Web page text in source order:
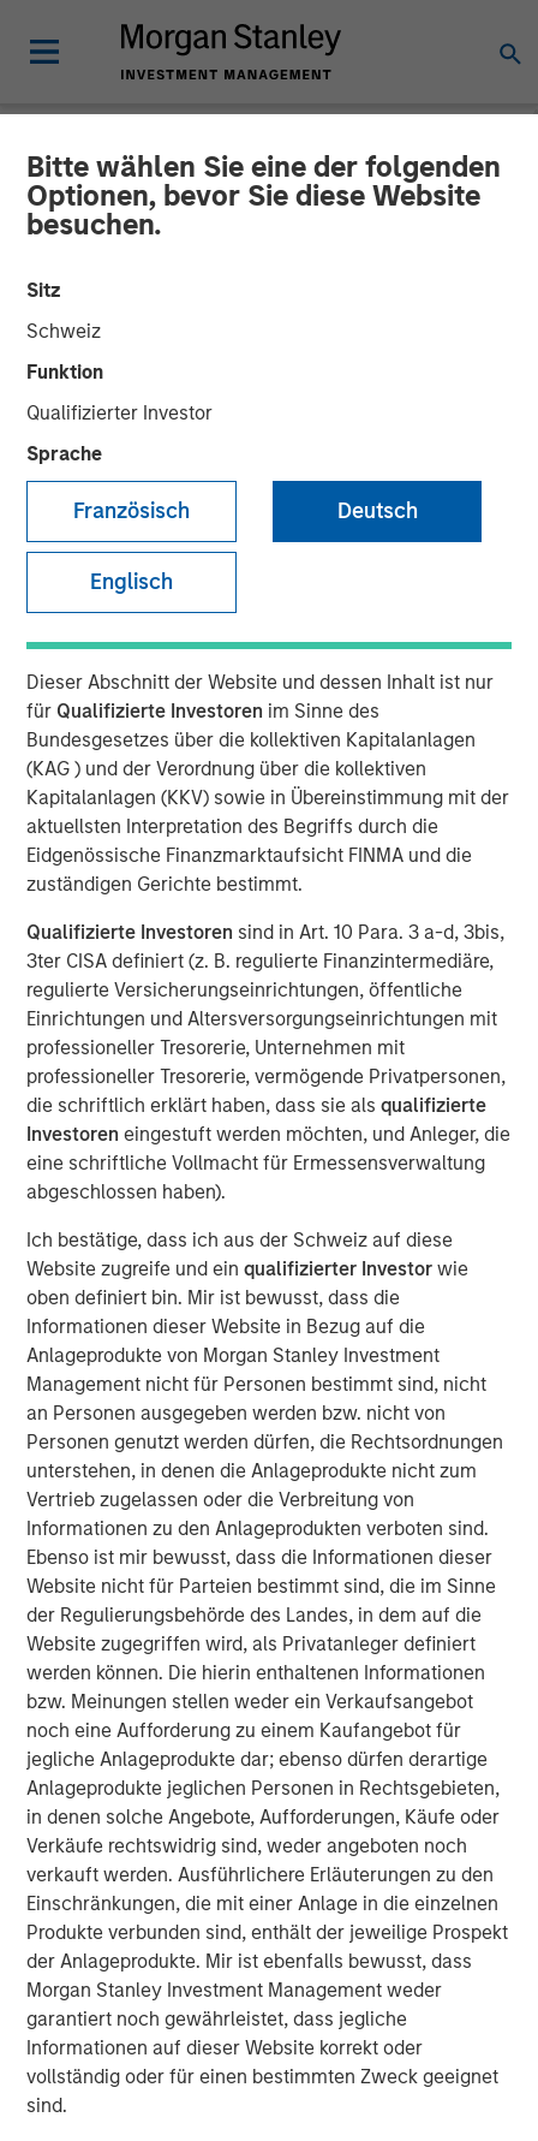
Bitte wählen Sie eine der folgenden
Optionen, bevor Sie diese Website
besuchen.
Sitz
Schweiz
Funktion
Qualifizierter Investor
Sprache
Französisch Deutsch
Englisch
Dieser Abschnitt der Website und dessen Inhalt ist nur
für Qualifizierte Investoren im Sinne des
Bundesgesetzes über die kollektiven Kapitalanlagen
(KAG ) und der Verordnung über die kollektiven
Kapitalanlagen (KKV) sowie in Übereinstimmung mit der
aktuellsten Interpretation des Begriffs durch die
Eidgenössische Finanzmarktaufsicht FINMA und die
zuständigen Gerichte bestimmt.
Qualifizierte Investoren sind in Art. 10 Para. 3 a-d, 3bis,
3ter CISA definiert (z. B. regulierte Finanzintermediäre,
regulierte Versicherungseinrichtungen, öffentliche
Einrichtungen und Altersversorgungseinrichtungen mit
professioneller Tresorerie, Unternehmen mit
professioneller Tresorerie, vermögende Privatpersonen,
die schriftlich erklärt haben, dass sie alsqualifizierte
Investoren eingestuft werden möchten, und Anleger, die
eine schriftliche Vollmacht für Ermessensverwaltung
abgeschlossen haben).
Ich bestätige, dass ich aus der Schweiz auf diese
Website zugreife und ein qualifizierter Investor wie
oben definiert bin. Mir ist bewusst, dass die
Informationen dieser Website in Bezug auf die
Anlageprodukte von Morgan Stanley Investment
Management nicht für Personen bestimmt sind, nicht
an Personen ausgegeben werden bzw. nicht von
Personen genutzt werden dürfen, die Rechtsordnungen
unterstehen, in denen die Anlageprodukte nicht zum
Vertrieb zugelassen oder die Verbreitung von
Informationen zu den Anlageprodukten verboten sind.
Ebenso ist mir bewusst, dass die Informationen dieser
Website nicht für Parteien bestimmt sind, die im Sinne
der Regulierungsbehörde des Landes, in dem auf die
Website zugegriffen wird, als Privatanleger definiert
werden können. Die hierin enthaltenen Informationen
bzw. Meinungen stellen weder ein Verkaufsangebot
noch eine Aufforderung zu einem Kaufangebot für
jegliche Anlageprodukte dar; ebenso dürfen derartige
Anlageprodukte jeglichen Personen in Rechtsgebieten,
in denen solche Angebote, Aufforderungen, Käufe oder
Verkäufe rechtswidrig sind, weder angeboten noch
verkauft werden. Ausführlichere Erläuterungen zu den
Einschränkungen, die mit einer Anlage in die einzelnen
Produkte verbunden sind, enthält der jeweilige Prospekt
der Anlageprodukte. Mir ist ebenfalls bewusst, dass
Morgan Stanley Investment Management weder
garantiert noch gewährleistet, dass jegliche
Informationen auf dieser Website korrekt oder
vollständig oder für einen bestimmten Zweck geeignet
sind.
NEWSROOM
Global Head of ETF
Strategy at Morgan Stanley
Investment Management:
Ally Wallace on
InvestmentNews
14 APRIL 2026
Stanley Investment Management, joinedInvestmentNews
in the Nasdaq, where she discussed Morgan Stanley
Investment Management's expanding ETF platform and
the launch of the Morgan Stanley Bitcoin Trust (MSBT),
marking MSIM’s first entry into the cryptocurrency
market. Wallace explained that MSBT is an exchange-
traded product designed to track the performance of
bitcoin, offering investors exposure to digital assets
within a transparent, regulated structure. She noted that
the timing reflects growing investor demand, particularly
among high-net-worth and younger investors, as well as
a favorable market environment and MSIM’s focus on
positioning its ETF platform for long-term growth.
View Here
MSIM Spokesperson
Ally E. Wallace
Managing Director
RISK CONSIDERATIONS
Digital assets are highly volatile and unpredictable. Their value is
influenced by, but not limited to, supply and demand, investor
confidence and their willingness to purchase it using traditional
currencies, inflation, interest rates, currency exchange rates,
changing regulations in the U.S. and abroad, and economic
trends. Investors also face risks such as price swings, flash
crashes, fraud, and cybersecurity threats. Digital assets may be
more vulnerable to market manipulation than securities.
Blockchain is a shared, immutable ledger that facilitates the
process of recording transactions and tracking assets in a
business network.
Cryptocurrency (notably, bitcoin) operates as a decentralized,
peer-to-peer financial exchange and value storage that is used
like money. It is not backed by any government. Federal, state or
foreign governments may restrict the use and exchange of
cryptocurrency. Cryptocurrency may experience very high
volatility.
This material has been prepared on the basis of publicly
available information, internally developed data and other third-
party sources believed to be reliable. However, no assurances
are provided regarding the reliability of such information, and the
Firm has not sought to independently verify information taken
from public and third-party sources.
This material is a general communication, which is not impartial,
and all information provided has been prepared solely for